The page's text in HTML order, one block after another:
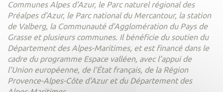
Communes Alpes d'Azur, le Parc naturel régional des
Préalpes d'Azur, le Parc national du Mercantour, la station
de Valberg, la Communauté d'Agglomération du Pays de
Grasse et plusieurs communes. Il bénéficie du soutien du
Département des Alpes-Maritimes, et est financé dans le
cadre du programme Espace valléen, avec l'appui de
l'Union européenne, de l'État français, de la Région
Provence-Alpes-Côte d'Azur et du Département des